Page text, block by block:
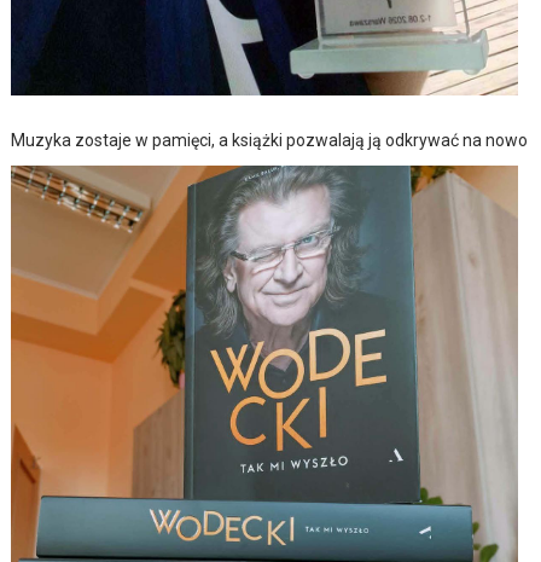
Muzyka zostaje w pamięci, a książki pozwalają ją odkrywać na nowo